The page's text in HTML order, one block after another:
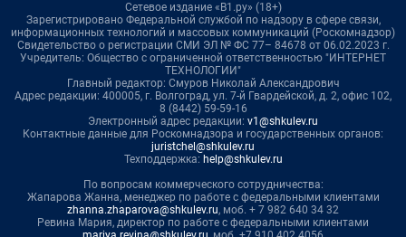
Сетевое издание «В1.ру» (18+)
Зарегистрировано Федеральной службой по надзору в сфере связи,
информационных технологий и массовых коммуникаций (Роскомнадзор)
Свидетельство о регистрации СМИ ЭЛ № ФС 77– 84678 от 06.02.2023 г.
Учредитель: Общество с ограниченной ответственностью "ИНТЕРНЕТ
ТЕХНОЛОГИИ"
Главный редактор: Смуров Николай Александрович
Адрес редакции: 400005, г. Волгоград, ул. 7-й Гвардейской, д. 2, офис 102,
8 (8442) 59-59-16
Электронный адрес редакции: v1@shkulev.ru
Контактные данные для Роскомнадзора и государственных органов:
juristchel@shkulev.ru
Техподдержка: help@shkulev.ru
По вопросам коммерческого сотрудничества:
Жапарова Жанна, менеджер по работе с федеральными клиентами
zhanna.zhaparova@shkulev.ru, моб. + 7 982 640 34 32
Ревина Мария, директор по работе с федеральными клиентами